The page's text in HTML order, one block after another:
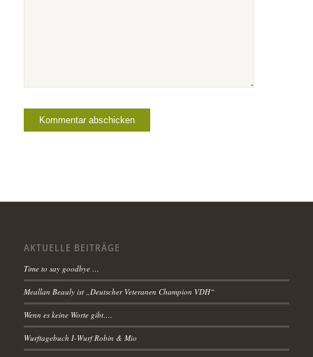
AKTUELLE BEITRÄGE
Time to say goodbye …
Meallan Beauly ist „Deutscher Veteranen Champion VDH“
Wenn es keine Worte gibt….
Wurftagebuch I-Wurf Robin & Mio